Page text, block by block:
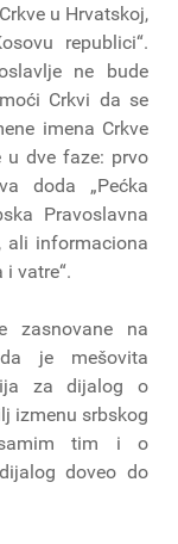
u Hrvatskoj,
republici“.
ne bude
Crkvi da se
imena Crkve
u dve faze: prvo
doda „Pećka
Pravoslavna
ali informaciona
vatre“.
zasnovane na
je mešovita
za dijalog o
izmenu srbskog
tim i o
doveo do